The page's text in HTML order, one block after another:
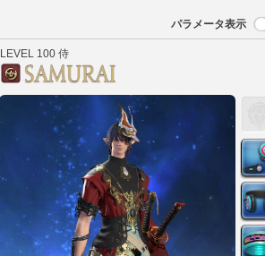
パラメータ表示
LEVEL 100 侍